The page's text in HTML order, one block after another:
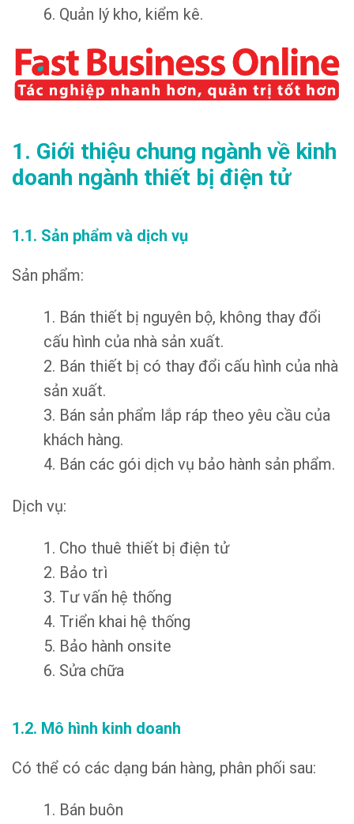
6. Quản lý kho, kiểm kê.
1. Giới thiệu chung ngành về kinh
doanh ngành thiết bị điện tử
1.1. Sản phẩm và dịch vụ
Sản phẩm:
1. Bán thiết bị nguyên bộ, không thay đổi
cấu hình của nhà sản xuất.
2. Bán thiết bị có thay đổi cấu hình của nhà
sản xuất.
3. Bán sản phẩm lắp ráp theo yêu cầu của
khách hàng.
4. Bán các gói dịch vụ bảo hành sản phẩm.
Dịch vụ:
1. Cho thuê thiết bị điện tử
2. Bảo trì
3. Tư vấn hệ thống
4. Triển khai hệ thống
5. Bảo hành onsite
6. Sửa chữa
1.2. Mô hình kinh doanh
Có thể có các dạng bán hàng, phân phối sau:
1. Bán buôn